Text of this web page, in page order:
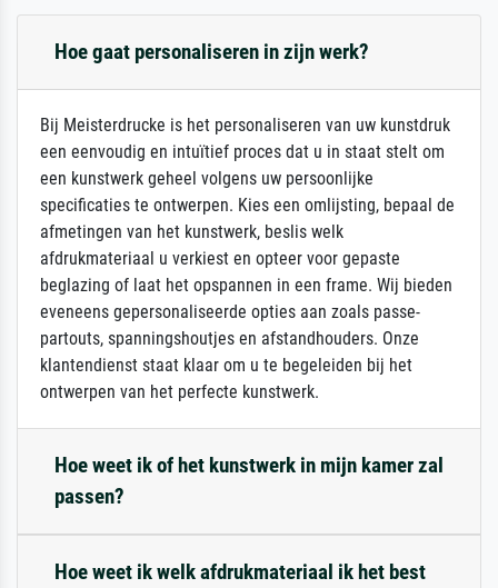
Hoe gaat personaliseren in zijn werk?
Bij Meisterdrucke is het personaliseren van uw kunstdruk
een eenvoudig en intuïtief proces dat u in staat stelt om
een kunstwerk geheel volgens uw persoonlijke
specificaties te ontwerpen. Kies een omlijsting, bepaal de
afmetingen van het kunstwerk, beslis welk
afdrukmateriaal u verkiest en opteer voor gepaste
beglazing of laat het opspannen in een frame. Wij bieden
eveneens gepersonaliseerde opties aan zoals passe-
partouts, spanningshoutjes en afstandhouders. Onze
klantendienst staat klaar om u te begeleiden bij het
ontwerpen van het perfecte kunstwerk.
Hoe weet ik of het kunstwerk in mijn kamer zal
passen?
Hoe weet ik welk afdrukmateriaal ik het best